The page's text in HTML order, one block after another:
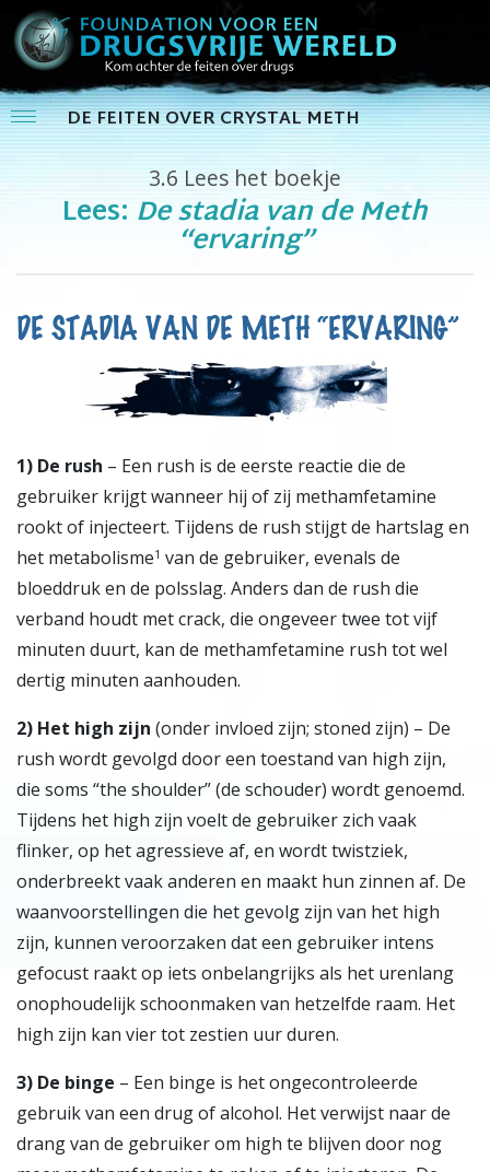
DE FEITEN OVER CRYSTAL METH
3.6 Lees het boekje
Lees: De stadia van de Meth
“ervaring”
DE STADIA VAN DE METH “ERVARING”
1) De rush – Een rush is de eerste reactie die de
gebruiker krijgt wanneer hij of zij methamfetamine
rookt of injecteert. Tijdens de rush stijgt de hartslag en
het metabolisme1 van de gebruiker, evenals de
bloeddruk en de polsslag. Anders dan de rush die
verband houdt met crack, die ongeveer twee tot vijf
minuten duurt, kan de methamfetamine rush tot wel
dertig minuten aanhouden.
2) Het high zijn (onder invloed zijn; stoned zijn) – De
rush wordt gevolgd door een toestand van high zijn,
die soms “the shoulder” (de schouder) wordt genoemd.
Tijdens het high zijn voelt de gebruiker zich vaak
flinker, op het agressieve af, en wordt twistziek,
onderbreekt vaak anderen en maakt hun zinnen af. De
waanvoorstellingen die het gevolg zijn van het high
zijn, kunnen veroorzaken dat een gebruiker intens
gefocust raakt op iets onbelangrijks als het urenlang
onophoudelijk schoonmaken van hetzelfde raam. Het
high zijn kan vier tot zestien uur duren.
3) De binge – Een binge is het ongecontroleerde
gebruik van een drug of alcohol. Het verwijst naar de
drang van de gebruiker om high te blijven door nog